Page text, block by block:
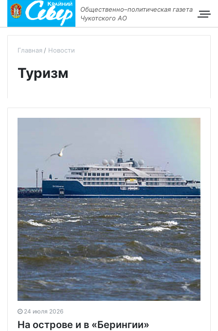
Общественно–политическая газета
Чукотского АО
Главная Новости
Туризм
24 июля 2026
На острове и в «Берингии»